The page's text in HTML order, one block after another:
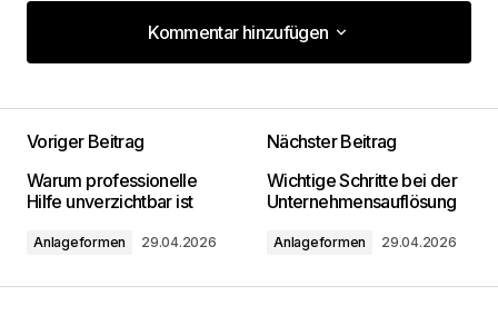
Kommentar hinzufügen
Kommentar hinzufügen
Deine E-Mail-Adresse wird nicht
veröffentlicht. Erforderliche Felder sind mit*
markiert
Voriger Beitrag
Warum professionelle
Hilfe unverzichtbar ist
Anlageformen 29.04.2026
Nächster Beitrag
Wichtige Schritte bei der
Unternehmensauflösung
Anlageformen 29.04.2026